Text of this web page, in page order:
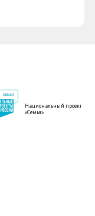
Национальный проект
«Семья»